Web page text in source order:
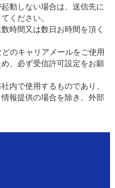
動しない場合は、送信先に
ください。
時間又は数日お時間を頂く
のキャリアメールをご使用
、必ず受信許可設定をお願
内で使用するものであり、
報提供の場合を除き、外部